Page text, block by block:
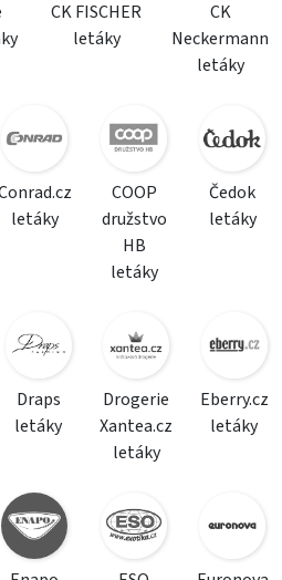
CK FISCHER
letáky
CK
Neckermann
letáky
letáky
COOP
družstvo
HB
letáky
Čedok
letáky
Draps
letáky
Drogerie
Xantea.cz
letáky
Eberry.cz
letáky